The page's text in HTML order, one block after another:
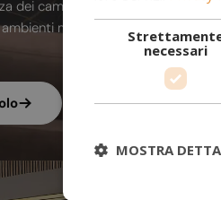
dei camini a bioetanolo. A
moderni, trasformano ogni
necessari
MOSTRA